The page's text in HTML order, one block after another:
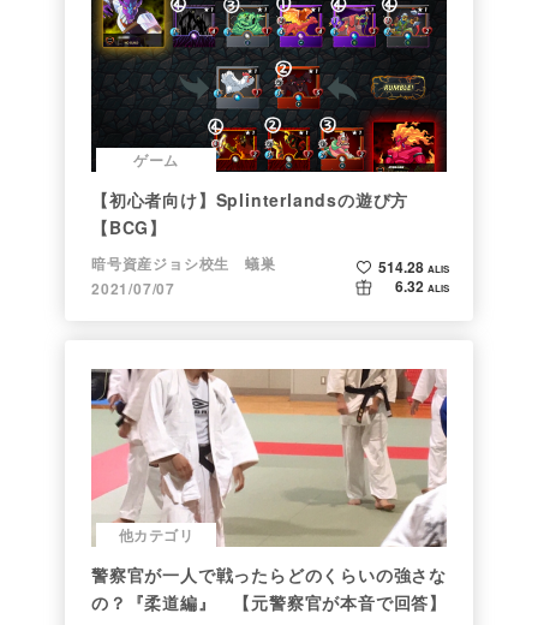
ゲーム
【初心者向け】Splinterlandsの遊び方
【BCG】
暗号資産ジョシ校生 蟻巣
2021/07/07
514.28 ALIS
6.32 ALIS
他カテゴリ
警察官が一人で戦ったらどのくらいの強さな
の？『柔道編』 【元警察官が本音で回答】